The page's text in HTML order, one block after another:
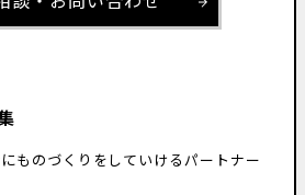
ものづくりをしていけるパートナー